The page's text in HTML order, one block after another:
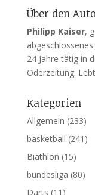
Über den
Philipp Kaiser,
24 Jahre tätig in
Oderzeitung.
Kategorien
Allgemein (233)
basketball (241)
Biathlon (15)
bundesliga (80)
Darts (11)